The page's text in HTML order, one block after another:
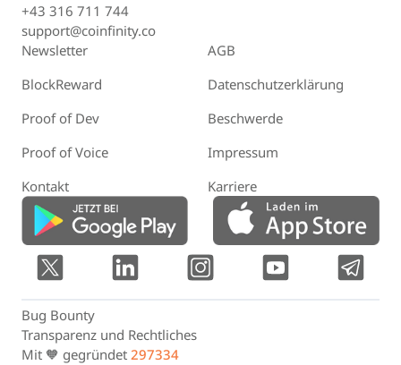
+43 316 711 744
support@coinfinity.co
Newsletter
AGB
BlockReward
Datenschutzerklärung
Proof of Dev
Beschwerde
Proof of Voice
Impressum
Kontakt
Karriere
Bug Bounty
Transparenz und Rechtliches
Mit 🧡 gegründet 297334